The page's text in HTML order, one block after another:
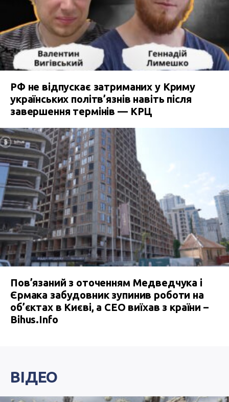
РФ не відпускає затриманих у Криму
українських політв’язнів навіть після
завершення термінів — КРЦ
Пов’язаний з оточенням Медведчука і
Єрмака забудовник зупинив роботи на
об’єктах в Києві, а СЕО виїхав з країни –
Bihus.Info
ВІДЕО